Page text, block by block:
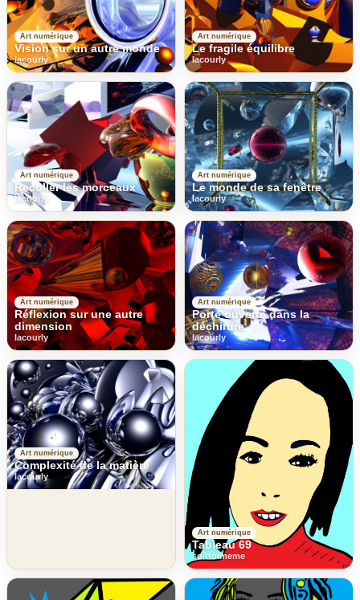
Art numérique
Vision sur un autre monde
lacourly
Art numérique
Le fragile équilibre
lacourly
Art numérique
Recoller les morceaux
lacourly
Art numérique
Le monde de sa fenêtre
lacourly
Art numérique
Réflexion sur une autre
dimension
lacourly
Art numérique
Porte ouverte dans la
déchirure
lacourly
Art numérique
Complexité de la matière
lacourly
Art numérique
Tableau 69
soittoimeme